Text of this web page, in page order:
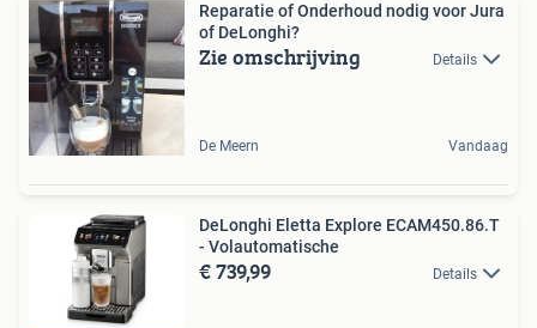
Reparatie of Onderhoud nodig voor Jura
of DeLonghi?
Zie omschrijving Details
De Meern Vandaag
DeLonghi Eletta Explore ECAM450.86.T
- Volautomatische
€ 739,99 Details